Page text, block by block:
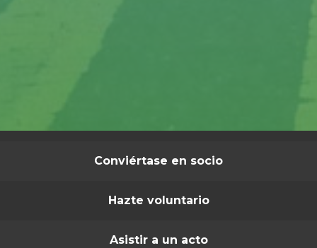
Conviértase en socio
Hazte voluntario
Asistir a un acto